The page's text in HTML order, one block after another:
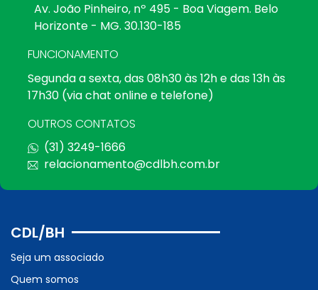
Av. João Pinheiro, nº 495 - Boa Viagem. Belo
Horizonte - MG. 30.130-185
FUNCIONAMENTO
Segunda a sexta, das 08h30 às 12h e das 13h às
17h30 (via chat online e telefone)
OUTROS CONTATOS
(31) 3249-1666
relacionamento@cdlbh.com.br
CDL/BH
Seja um associado
Quem somos